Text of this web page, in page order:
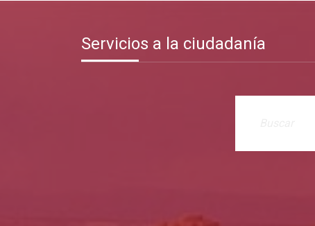
Servicios a la ciudadanía